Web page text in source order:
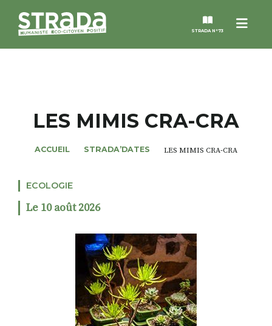
Menu
STRADA N°73
MAGAZINES
NOS THÈMES
STRADA’DATES
ROSÉE DE MAI
RECHERCHER
S'ABONNER
LES MIMIS CRA-CRA
ACCUEIL STRADA’DATES LES MIMIS CRA-CRA
ECOLOGIE
Le 10 août 2026